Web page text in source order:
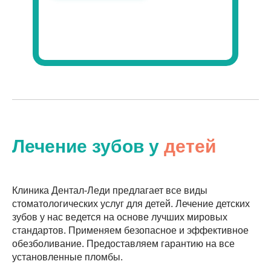
Лечение зубов у детей
Клиника Дентал-Леди предлагает все виды
стоматологических услуг для детей. Лечение детских
зубов у нас ведется на основе лучших мировых
стандартов. Применяем безопасное и эффективное
обезболивание. Предоставляем гарантию на все
установленные пломбы.